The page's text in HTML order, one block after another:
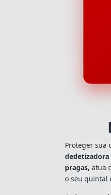
Proteger sua
dedetizadora
pragas, atua
o seu quintal